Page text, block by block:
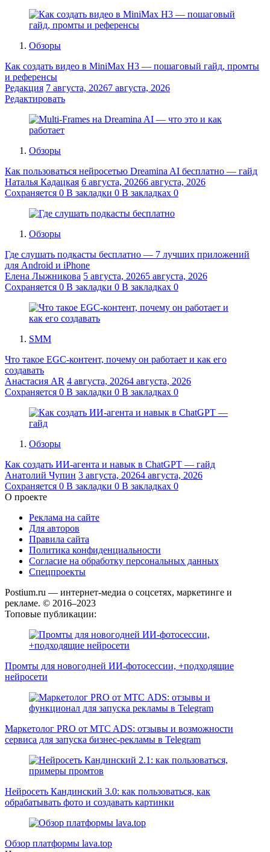
Обзоры
Как создать видео в MiniMax H3 — пошаговый гайд, промты
и референсы
Редакция 7 августа, 20267 августа, 2026
Редактировать
Обзоры
Как пользоваться нейросетью Dreamina AI бесплатно — гайд
Наталья Кадацкая 6 августа, 20266 августа, 2026
Сохраняется 0 В закладки 0 В закладках 0
Обзоры
Где слушать подкасты бесплатно — 7 лучших приложений
для Android и iPhone
Елена Лыжникова 5 августа, 20265 августа, 2026
Сохраняется 0 В закладки 0 В закладках 0
SMM
Что такое EGC-контент, почему он работает и как его
создавать
Анастасия AR 4 августа, 20264 августа, 2026
Сохраняется 0 В закладки 0 В закладках 0
Обзоры
Как создать ИИ-агента и навык в ChatGPT — гайд
Анатолий Чупин 3 августа, 20264 августа, 2026
Сохраняется 0 В закладки 0 В закладках 0
О проекте
Реклама на сайте
Для авторов
Правила сайта
Политика конфиденциальности
Согласие на обработку персональных данных
Спецпроекты
Postium.ru — интернет-медиа о соцсетях, маркетинге и
рекламе. © 2016–2023
Топовые публикации:
Промты для новогодней ИИ-фотосессии, +подходящие
нейросети
Маркетолог PRO от MTC ADS: отзывы и возможности
сервиса для запуска бизнес-рекламы в Telegram
Нейросеть Кандинский 3.0: как пользоваться, как
обрабатывать фото и создавать картинки
Обзор платформы lava.top